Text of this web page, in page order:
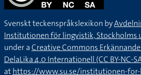
Svenskt teckenspråkslexikon by
Institutionen för lingvistik, Stockholms
under aCreative Commons
DelaLika 4.0 Internationell (CC BY-NC-
athttps://www.su.se/institutionen-